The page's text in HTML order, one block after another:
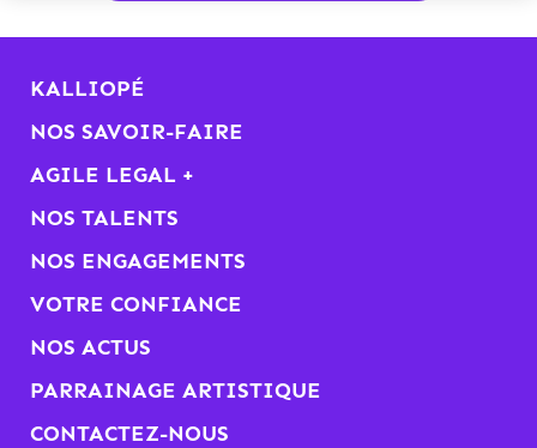
KALLIOPÉ
NOS SAVOIR-FAIRE
AGILE LEGAL +
NOS TALENTS
NOS ENGAGEMENTS
VOTRE CONFIANCE
NOS ACTUS
PARRAINAGE ARTISTIQUE
CONTACTEZ-NOUS